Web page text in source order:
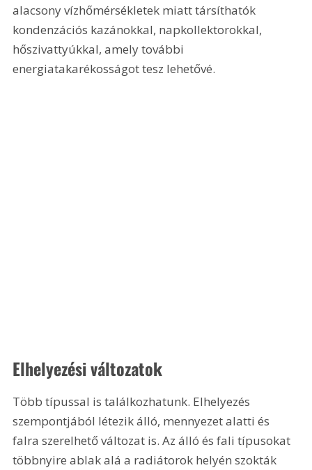
alacsony vízhőmérsékletek miatt társíthatók
kondenzációs kazánokkal, napkollektorokkal,
hőszivattyúkkal, amely további
energiatakarékosságot tesz lehetővé.
Elhelyezési változatok
Több típussal is találkozhatunk. Elhelyezés
szempontjából létezik álló, mennyezet alatti és
falra szerelhető változat is. Az álló és fali típusokat
többnyire ablak alá a radiátorok helyén szokták